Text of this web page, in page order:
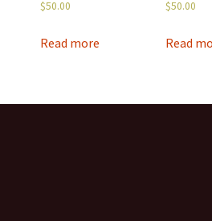
$50.00
Read more
$50.00
Read